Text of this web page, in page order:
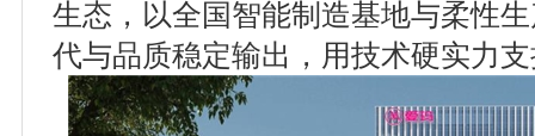
生态，以全国智能制造基地与柔性
代与品质稳定输出，用技术硬实力